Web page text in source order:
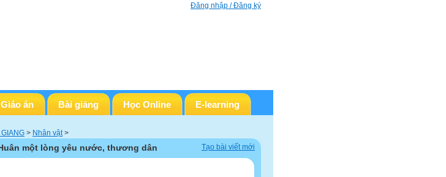
Đăng nhập / Đăng ký
Giáo án Bài giảng Học Online E-learning
> Nhân vật>
Tạo bài viết mới
một lòng yêu nước, thương dân